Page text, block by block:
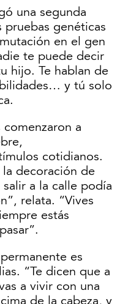
una segunda
pruebas genéticas
en el gen
te puede decir
hijo. Te hablan de
y tú solo
a
cotidianos.
decoración de
a la calle podía
relata. “Vives
estás
es
“Te dicen que a
a vivir con una